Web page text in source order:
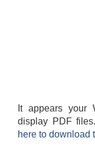
It appears your
display PDF files.
here to download